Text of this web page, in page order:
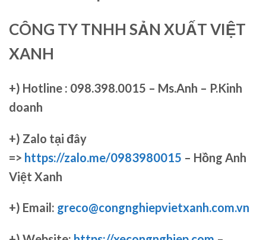
CÔNG TY TNHH SẢN XUẤT VIỆT
XANH
+) Hotline : 098.398.0015 – Ms.Anh – P.Kinh
doanh
+) Zalo tại đây
=> https://zalo.me/0983980015 – Hồng Anh
Việt Xanh
+) Email: greco@congnghiepvietxanh.com.vn